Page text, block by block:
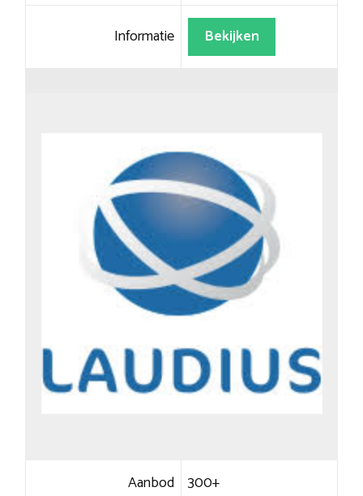
Informatie Bekijken
Aanbod 300+